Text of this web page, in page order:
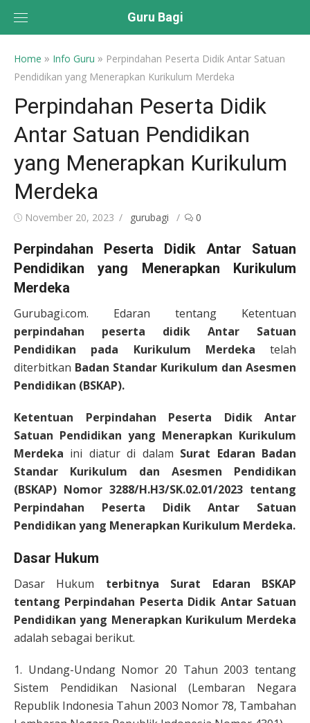
Guru Bagi
Home » Info Guru » Perpindahan Peserta Didik Antar Satuan
Pendidikan yang Menerapkan Kurikulum Merdeka
Perpindahan Peserta Didik
Antar Satuan Pendidikan
yang Menerapkan Kurikulum
Merdeka
Posted
November 20, 2023 Author
gurubagi 0
Perpindahan Peserta Didik Antar Satuan
Pendidikan yang Menerapkan Kurikulum
Merdeka
Gurubagi.com. Edaran tentang Ketentuan
perpindahan peserta didik Antar Satuan
Pendidikan pada Kurikulum Merdeka telah
diterbitkan Badan Standar Kurikulum dan Asesmen
Pendidikan (BSKAP).
Ketentuan Perpindahan Peserta Didik Antar
Satuan Pendidikan yang Menerapkan Kurikulum
Merdeka ini diatur di dalam Surat Edaran Badan
Standar Kurikulum dan Asesmen Pendidikan
(BSKAP) Nomor 3288/H.H3/SK.02.01/2023 tentang
Perpindahan Peserta Didik Antar Satuan
Pendidikan yang Menerapkan Kurikulum Merdeka.
Dasar Hukum
Dasar Hukum terbitnya Surat Edaran BSKAP
tentang Perpindahan Peserta Didik Antar Satuan
Pendidikan yang Menerapkan Kurikulum Merdeka
adalah sebagai berikut.
1. Undang-Undang Nomor 20 Tahun 2003 tentang
Sistem Pendidikan Nasional (Lembaran Negara
Republik Indonesia Tahun 2003 Nomor 78, Tambahan